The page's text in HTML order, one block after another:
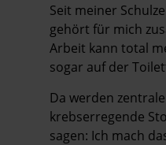
Seit meiner
gehört für mich
Arbeit kann total
sogar auf der
Da werden
krebserregende
sagen: Ich mach